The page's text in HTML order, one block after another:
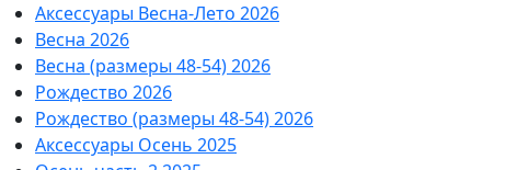
Аксессуары Весна-Лето 2026
Весна 2026
Весна (размеры 48-54) 2026
Рождество 2026
Рождество (размеры 48-54) 2026
Аксессуары Осень 2025